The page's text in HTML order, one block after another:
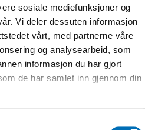
sosiale mediefunksjoner og
Vi deler dessuten informasjon
vårt, med partnerne våre
og analysearbeid, som
informasjon du har gjort
de har samlet inn gjennom din